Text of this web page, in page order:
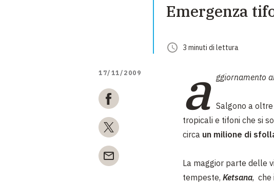
DIVERSI
Emergenza
3 minuti di lettura
17/11/2009 a ggiornamento
Salgono a oltre
tropicali e tifoni che si
circa un milione di
La maggior parte delle
tempeste, Ketsana, che